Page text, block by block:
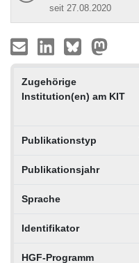
seit 27.08.2020
Zugehörige
Institution(en) am KIT
Publikationstyp
Publikationsjahr
Sprache
Identifikator
HGF-Programm